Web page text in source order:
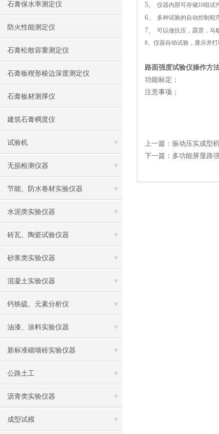
石膏保水率测定仪
防火性能测定仪
石膏松散容重测定仪
石膏板楔形棱边深度测定仪
石膏板材测厚仪
建筑石膏稠度仪
试验机
无损检测仪器
节能、防水卷材实验仪器
水泥类实验仪器
砖瓦、陶瓷试验仪器
砂浆类实验仪器
混凝土实验仪器
钙铁硫、元素分析仪
油漆、涂料实验仪器
新标准砌墙砖实验仪器
公路土工
沥青类实验仪器
成型试模
5、 仪器内部可存储10组试
6、 多种试验的自动控制程
7、 可以做抗压，霹雳，马
8、仪器自动试验，显示并
路面强度试验仪操作方
功能标定；
注意事项；
上一篇： 振动压实成型
下一篇： 多功能屏显路